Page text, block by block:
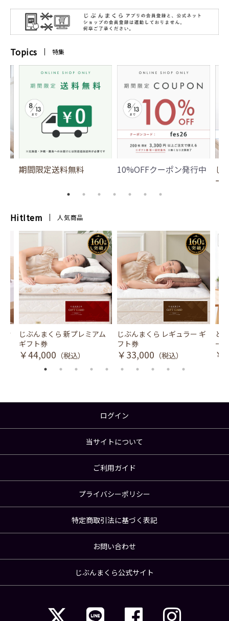
Topics 特集
期間限定送料無料 10%OFFクーポン発行中
じ
ー
HitItem 人気商品
冷
じぶんまくら 新プレミアム
ギフト券
￥44,000 （税込）
じぶんまくら レギュラー ギ
フト券
￥33,000 （税込）
と
ース
￥
ログイン
当サイトについて
ご利用ガイド
プライバシーポリシー
特定商取引法に基づく表記
お問い合わせ
じぶんまくら公式サイト